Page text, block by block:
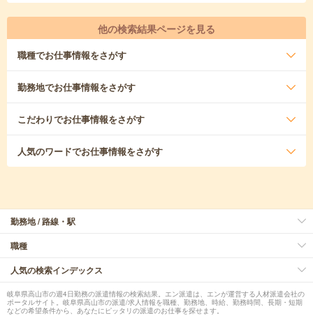
他の検索結果ページを見る
職種でお仕事情報をさがす
勤務地でお仕事情報をさがす
こだわりでお仕事情報をさがす
人気のワードでお仕事情報をさがす
勤務地 / 路線・駅
職種
人気の検索インデックス
岐阜県高山市の週4日勤務の派遣情報の検索結果。エン派遣は、エンが運営する人材派遣会社の
ポータルサイト。岐阜県高山市の派遣/求人情報を職種、勤務地、時給、勤務時間、長期・短期
などの希望条件から、あなたにピッタリの派遣のお仕事を探せます。